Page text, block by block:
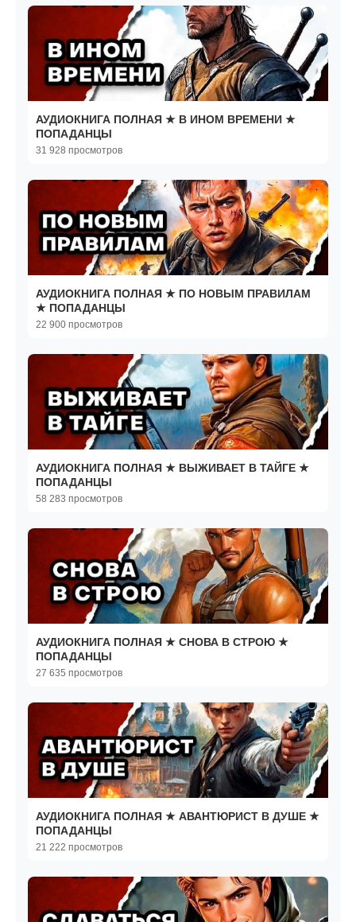
АУДИОКНИГА ПОЛНАЯ ★ В ИНОМ ВРЕМЕНИ ★
ПОПАДАНЦЫ
31 928 просмотров
АУДИОКНИГА ПОЛНАЯ ★ ПО НОВЫМ ПРАВИЛАМ
★ ПОПАДАНЦЫ
22 900 просмотров
АУДИОКНИГА ПОЛНАЯ ★ ВЫЖИВАЕТ В ТАЙГЕ ★
ПОПАДАНЦЫ
58 283 просмотров
АУДИОКНИГА ПОЛНАЯ ★ СНОВА В СТРОЮ ★
ПОПАДАНЦЫ
27 635 просмотров
АУДИОКНИГА ПОЛНАЯ ★ АВАНТЮРИСТ В ДУШЕ ★
ПОПАДАНЦЫ
21 222 просмотров